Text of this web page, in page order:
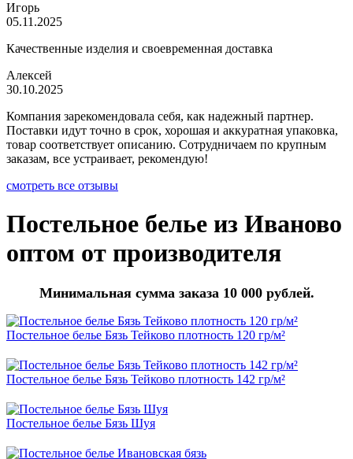
Игорь
05.11.2025
Качественные изделия и своевременная доставка
Алексей
30.10.2025
Компания зарекомендовала себя, как надежный партнер.
Поставки идут точно в срок, хорошая и аккуратная упаковка,
товар соответствует описанию. Сотрудничаем по крупным
заказам, все устраивает, рекомендую!
смотреть все отзывы
Постельное белье из Иваново
оптом от производителя
Минимальная сумма заказа 10 000 рублей.
Постельное белье Бязь Тейково плотность 120 гр/м²
Постельное белье Бязь Тейково плотность 142 гр/м²
Постельное белье Бязь Шуя